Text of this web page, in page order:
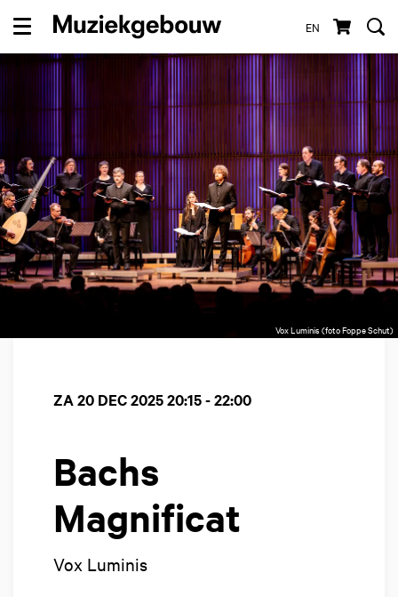
EN
Menu
Vox Luminis (foto Foppe Schut)
Bachs
Magnificat
Vox Luminis
ZA 20 DEC 202520:15 - 22:00